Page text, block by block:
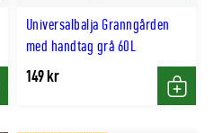
Universalbalja Granngården
med handtag grå 60L
149 kr
Köp